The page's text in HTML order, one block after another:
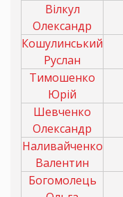
Вілкул
Олександр
Кошулинський
Руслан
Тимошенко
Юрій
Шевченко
Олександр
Наливайченко
Валентин
Богомолець